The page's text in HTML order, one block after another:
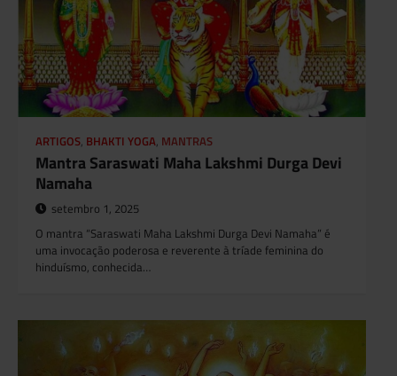
ARTIGOS, BHAKTI YOGA, MANTRAS
Mantra Saraswati Maha Lakshmi Durga Devi
Namaha
setembro 1, 2025
O mantra “Saraswati Maha Lakshmi Durga Devi Namaha” é
uma invocação poderosa e reverente à tríade feminina do
hinduísmo, conhecida…